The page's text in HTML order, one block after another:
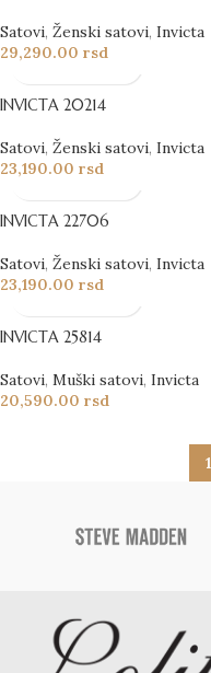
Satovi, Ženski satovi, Invicta
29,290.00 rsd
INVICTA 20214
Satovi, Ženski satovi, Invicta
23,190.00 rsd
INVICTA 22706
Satovi, Ženski satovi, Invicta
23,190.00 rsd
INVICTA 25814
Satovi, Muški satovi, Invicta
20,590.00 rsd
1